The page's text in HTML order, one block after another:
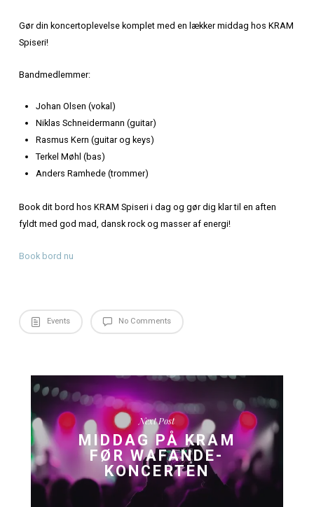
Vores menu er sammensat til at give dig styrke til at
på alle hits
singler. Fra “Picnic på Kastellet” til “Natsværmernætter” –
hele live efter en dejlig middag hos os!
Om koncerten:
Magtens Korridorer har etableret sig som en vigtig del af
danske musikscene med deres dansksprogede
ligefremme attitude. Deres liveoptrædener skaber en unik
og den nyeste EP ‘Nødudgang’, er du garanteret en
energi og god musik.
Gør din koncertoplevelse komplet med en lækker middag
Spiseri!
Bandmedlemmer:
Johan Olsen (vokal)
Niklas Schneidermann (guitar)